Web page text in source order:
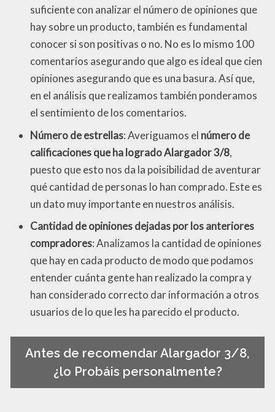
suficiente con analizar el número de opiniones que
hay sobre un producto, también es fundamental
conocer si son positivas o no. No es lo mismo 100
comentarios asegurando que algo es ideal que cien
opiniones asegurando que es una basura. Así que,
en el análisis que realizamos también ponderamos
el sentimiento de los comentarios.
Número de estrellas: Averiguamos el número de
calificaciones que ha logrado Alargador 3/8,
puesto que esto nos da la poisibilidad de aventurar
qué cantidad de personas lo han comprado. Este es
un dato muy importante en nuestros análisis.
Cantidad de opiniones dejadas por los anteriores
compradores: Analizamos la cantidad de opiniones
que hay en cada producto de modo que podamos
entender cuánta gente han realizado la compra y
han considerado correcto dar información a otros
usuarios de lo que les ha parecido el producto.
Antes de recomendar Alargador 3/8,
¿lo Probáis personalmente?